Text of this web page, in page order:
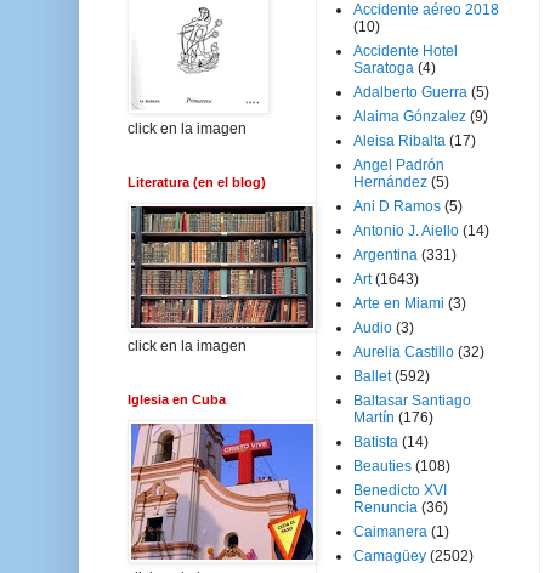
click en la imagen
Literatura (en el blog)
click en la imagen
Iglesia en Cuba
Accidente aéreo 2018
(10)
Accidente Hotel
Saratoga (4)
Adalberto Guerra (5)
Alaima Gónzalez (9)
Aleisa Ribalta (17)
Angel Padrón
Hernández (5)
Ani D Ramos (5)
Antonio J. Aiello (14)
Argentina (331)
Art (1643)
Arte en Miami (3)
Audio (3)
Aurelia Castillo (32)
Ballet (592)
Baltasar Santiago
Martín (176)
Batista (14)
Beauties (108)
Benedicto XVI
Renuncia (36)
Caimanera (1)
Camagüey (2502)